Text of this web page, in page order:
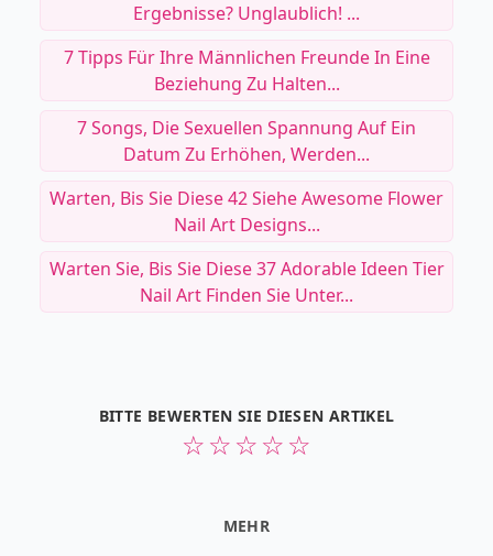
Ergebnisse? Unglaublich! ...
7 Tipps Für Ihre Männlichen Freunde In Eine
Beziehung Zu Halten...
7 Songs, Die Sexuellen Spannung Auf Ein
Datum Zu Erhöhen, Werden...
Warten, Bis Sie Diese 42 Siehe Awesome Flower
Nail Art Designs...
Warten Sie, Bis Sie Diese 37 Adorable Ideen Tier
Nail Art Finden Sie Unter...
BITTE BEWERTEN SIE DIESEN ARTIKEL
☆
☆
☆
☆
☆
MEHR